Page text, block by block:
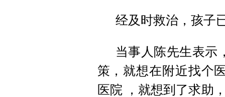
经及时救治，孩子
当事人陈先生表示
策，就想在附近找个
医院 ，就想到了求助